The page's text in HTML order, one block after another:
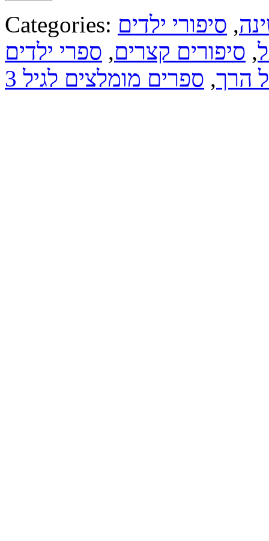
Categories: , סיפורי ילדים
, סיפורים קצרים, ספרי ילדים
הרך, ספרים מומלצים לגיל 3